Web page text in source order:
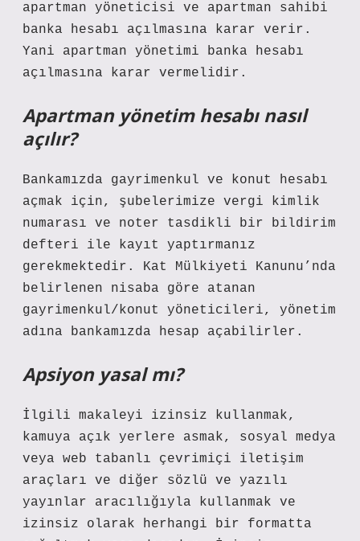
apartman yöneticisi ve apartman sahibi
banka hesabı açılmasına karar verir.
Yani apartman yönetimi banka hesabı
açılmasına karar vermelidir.
Apartman yönetim hesabı nasıl
açılır?
Bankamızda gayrimenkul ve konut hesabı
açmak için, şubelerimize vergi kimlik
numarası ve noter tasdikli bir bildirim
defteri ile kayıt yaptırmanız
gerekmektedir. Kat Mülkiyeti Kanunu’nda
belirlenen nisaba göre atanan
gayrimenkul/konut yöneticileri, yönetim
adına bankamızda hesap açabilirler.
Apsiyon yasal mı?
İlgili makaleyi izinsiz kullanmak,
kamuya açık yerlere asmak, sosyal medya
veya web tabanlı çevrimiçi iletişim
araçları ve diğer sözlü ve yazılı
yayınlar aracılığıyla kullanmak ve
izinsiz olarak herhangi bir formatta